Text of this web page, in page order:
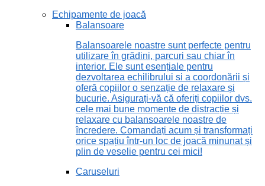
Echipamente de joacă
Balansoare
Balansoarele noastre sunt perfecte pentru
utilizare în grădini, parcuri sau chiar în
interior. Ele sunt esențiale pentru
dezvoltarea echilibrului și a coordonării și
oferă copiilor o senzație de relaxare și
bucurie. Asigurați-vă că oferiți copiilor dvs.
cele mai bune momente de distracție și
relaxare cu balansoarele noastre de
încredere. Comandați acum și transformați
orice spațiu într-un loc de joacă minunat și
plin de veselie pentru cei mici!
Caruseluri